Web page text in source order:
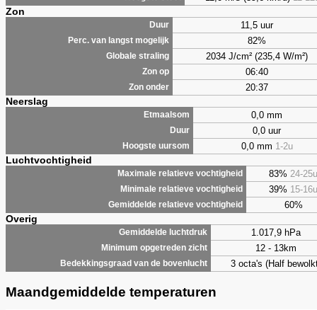
Zon
Duur 11,5 uur
Perc. van langst mogelijk 82%
Globale straling 2034 J/cm² (235,4 W/m²)
Zon op 06:40
Zon onder 20:37
Neerslag
Etmaalsom 0,0 mm
Duur 0,0 uur
Hoogste uursom 0,0 mm 1-2u
Luchtvochtigheid
Maximale relatieve vochtigheid 83% 24-25u
Minimale relatieve vochtigheid 39% 15-16u
Gemiddelde relatieve vochtigheid 60%
Overig
Gemiddelde luchtdruk 1.017,9 hPa
Minimum opgetreden zicht 12 - 13km
Bedekkingsgraad van de bovenlucht 3 octa's (Half
Maandgemiddelde temperaturen